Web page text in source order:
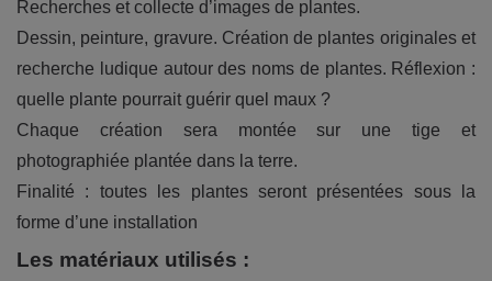
Recherches et collecte d’images de plantes.
Dessin, peinture, gravure. Création de plantes originales et
recherche ludique autour des noms de plantes. Réflexion :
quelle plante pourrait guérir quel maux ?
Chaque création sera montée sur une tige et
photographiée plantée dans la terre.
Finalité : toutes les plantes seront présentées sous la
forme d’une installation
Les matériaux utilisés :